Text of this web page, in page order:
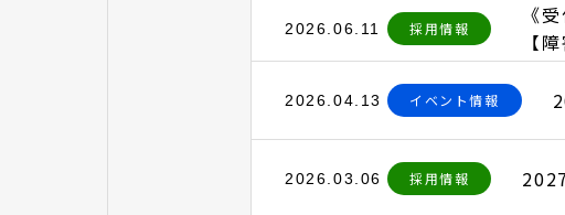
2026.06.11 採用情報
《
【
2026.04.13 イベント情報
2026.03.06 採用情報